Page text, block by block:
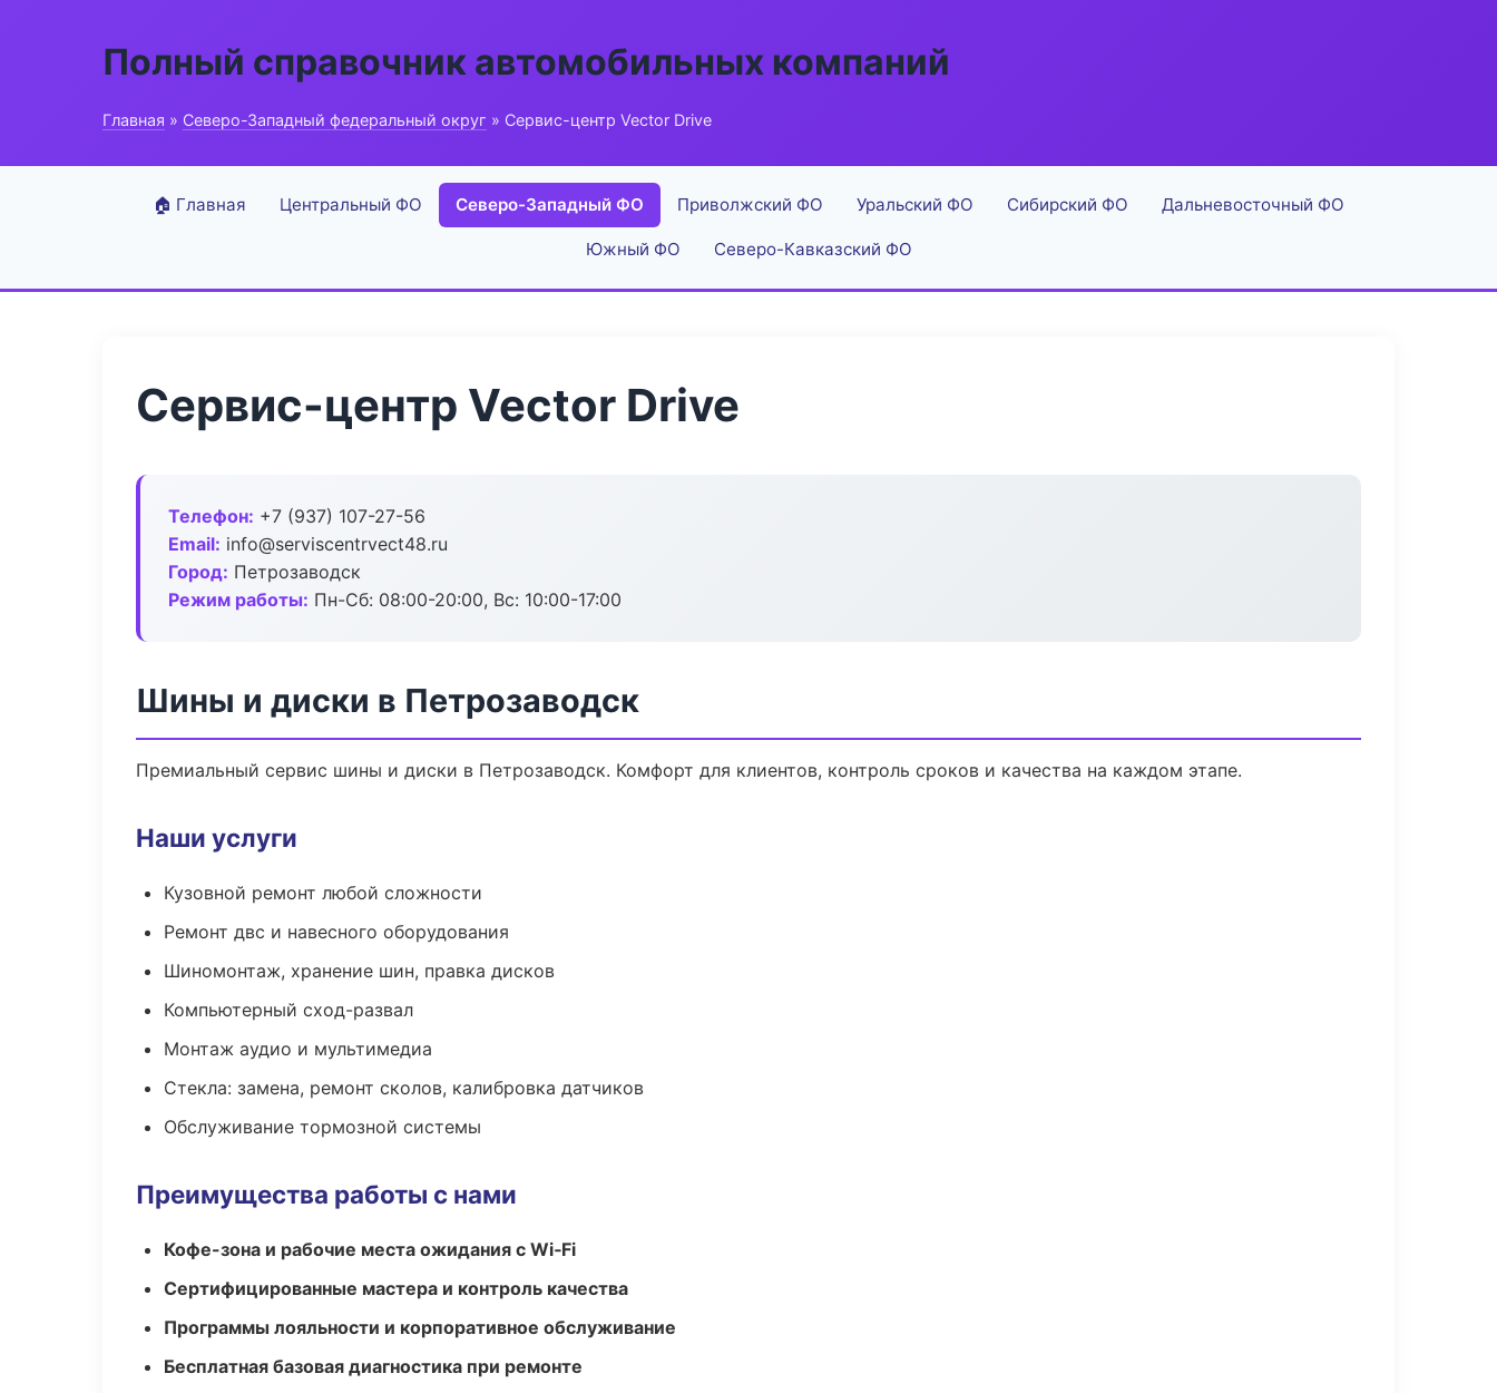
Полный справочник автомобильных компаний
Главная » Северо-Западный федеральный округ » Сервис-центр Vector Drive
🏠 Главная Центральный ФО Северо-Западный ФО Приволжский ФО Уральский ФО Сибирский ФО Дальневосточный ФО
Южный ФО Северо-Кавказский ФО
Сервис-центр Vector Drive
Телефон: +7 (937) 107-27-56
Email: info@serviscentrvect48.ru
Город: Петрозаводск
Режим работы: Пн-Сб: 08:00-20:00, Вс: 10:00-17:00
Шины и диски в Петрозаводск
Премиальный сервис шины и диски в Петрозаводск. Комфорт для клиентов, контроль сроков и качества на каждом этапе.
Наши услуги
Кузовной ремонт любой сложности
Ремонт двс и навесного оборудования
Шиномонтаж, хранение шин, правка дисков
Компьютерный сход-развал
Монтаж аудио и мультимедиа
Стекла: замена, ремонт сколов, калибровка датчиков
Обслуживание тормозной системы
Преимущества работы с нами
Кофе-зона и рабочие места ожидания с Wi‑Fi
Сертифицированные мастера и контроль качества
Программы лояльности и корпоративное обслуживание
Бесплатная базовая диагностика при ремонте